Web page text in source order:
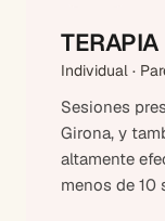
TERAPIA
Individual ·
Sesiones
Girona, y
altamente
menos de 10